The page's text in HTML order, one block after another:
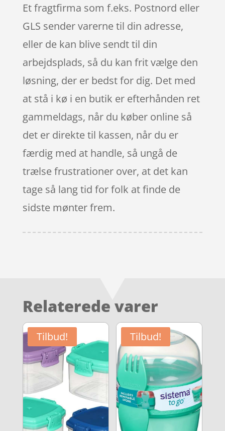
Et fragtfirma som f.eks. Postnord eller
GLS sender varerne til din adresse,
eller de kan blive sendt til din
arbejdsplads, så du kan frit vælge den
løsning, der er bedst for dig. Det med
at stå i kø i en butik er efterhånden ret
gammeldags, når du køber online så
det er direkte til kassen, når du er
færdig med at handle, så ungå de
trælse frustrationer over, at det kan
tage så lang tid for folk at finde de
sidste mønter frem.
Relaterede varer
Tilbud! Tilbud!